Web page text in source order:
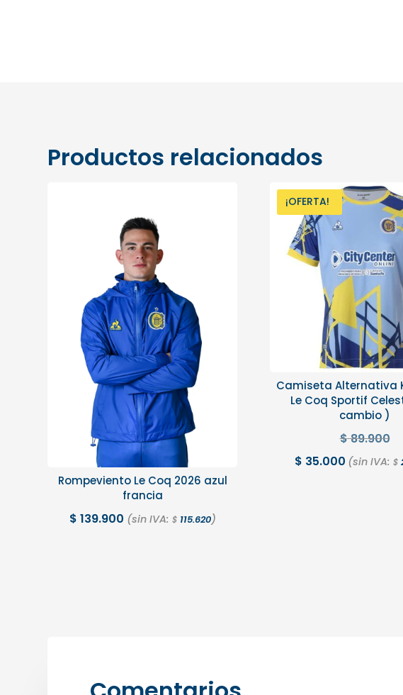
Productos relacionados
Rompeviento Le Coq 2026 azul
francia
$ 139.900 (sin IVA: $ 115.620)
¡OFERTA!
Camiseta Alternativa
Le Coq Sportif
cambio )
$89.900
$ 35.000 (sin IVA:$